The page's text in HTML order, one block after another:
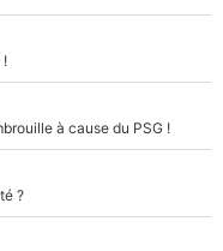
!
à cause du PSG !
?